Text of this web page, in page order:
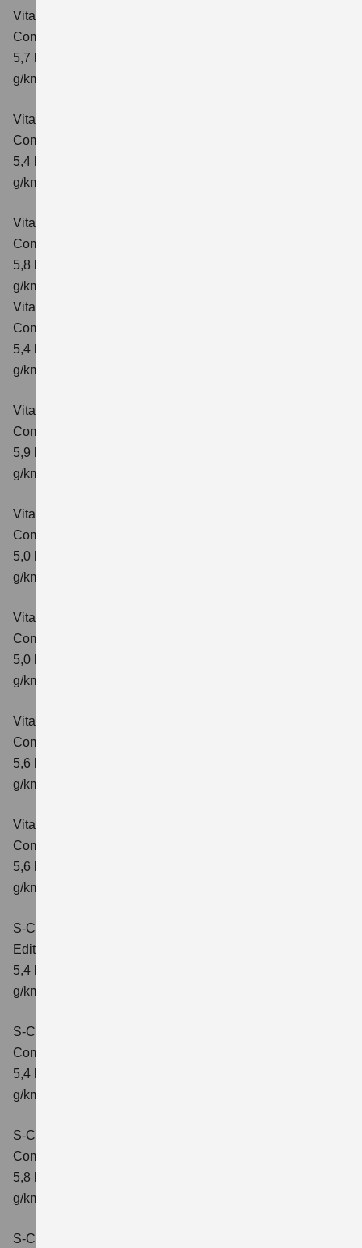
Vitara 1.4 BOOSTERJET HYBRID AT
Comfort+
5,7 l/100km; kombinierter Wert der CO₂-Emission: 130
g/km; CO₂-Klasse: D
Vitara 1.4 BOOSTERJET HYBRID ALLGRIP
Comfort
5,4 l/100km; kombinierter Wert der CO₂-Emission: 129
g/km; CO₂-Klasse: D
Vitara 1.4 BOOSTERJET HYBRID ALLGRIP AT
Comfort
5,8 l/100 km; kombinierter Wert der CO₂-Emission: 137
g/km; CO₂-Klasse: E
Vitara 1.4 BOOSTERJET HYBRID ALLGRIP
Comfort+ Verbrauchswerte: kombinierter Energieverbrauch
5,4 l/100km; kombinierter Wert der CO₂-Emission: 129
g/km; CO₂-Klasse: D
Vitara 1.4 BOOSTERJET HYBRID ALLGRIP AT
Comfort+
5,9 l/100 km; kombinierter Wert der CO₂-Emission: 138
g/km; CO₂-Klasse: E
Vitara 1.5 DUALJET HYBRID AGS
Comfort
5,0 l/100km; kombinierter Wert der CO₂-Emission: 113
g/km; CO₂-Klasse: C
Vitara 1.5 DUALJET HYBRID AGS
Comfort+
5,0 l/100km; kombinierter Wert der CO₂-Emission: 114
g/km; CO₂-Klasse: C
Vitara 1.5 DUALJET HYBRID ALLGRIP AGS
Comfort
5,6 l/100km; kombinierter Wert der CO₂-Emission: 126
g/km; CO₂-Klasse: D
Vitara 1.5 DUALJET HYBRID ALLGRIP AGS
Comfort+
5,6 l/100km; kombinierter Wert der CO₂-Emission: 127
g/km; CO₂-Klasse: D
S-Cross 1.4 BOOSTERJET HYBRID
Edition
5,4 l/100 km; kombinierter Wert der CO2-Emission: 121
g/km; CO2-Klasse: D
S-Cross 1.4 BOOSTERJET HYBRID
Comfort
5,4 l/100 km; kombinierter Wert der CO2-Emission: 121
g/km; CO2-Klasse: D
S-Cross 1.4 BOOSTERJET HYBRID AT
Comfort
5,8 l/100 km; kombinierter Wert der CO2-Emission: 132
g/km; CO2-Klasse: D
S-Cross 1.4 BOOSTERJET HYBRID ALLGRIP